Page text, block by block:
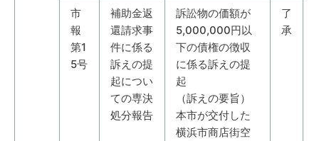
市
報
第1
5号
補助金返
還請求事
件に係る
訴えの提
起につい
ての専決
処分報告
訴訟物の価額が
5,000,000円以
下の債権の徴収
に係る訴えの提
起
（訴えの要旨）
本市が交付した
横浜市商店街空
了
承